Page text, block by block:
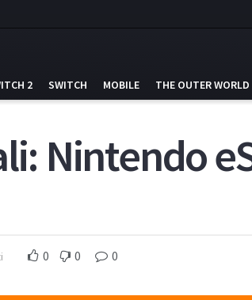
2 SWITCH MOBILE THE OUTER WORLD
Nintendo
0 0 0